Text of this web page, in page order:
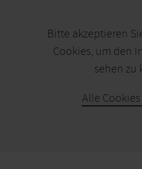
Bitte akzeptieren
Cookies, um den
sehen zu
Alle